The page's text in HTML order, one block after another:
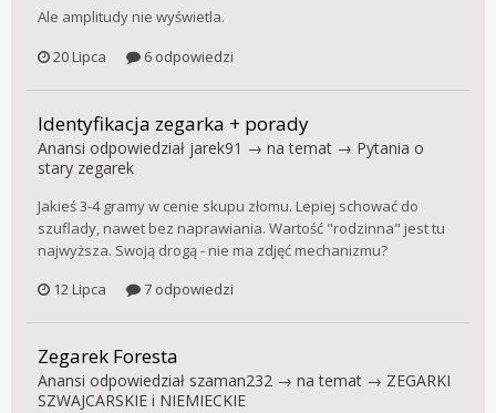
Ale amplitudy nie wyświetla.
20 Lipca
6 odpowiedzi
Identyfikacja zegarka + porady
Anansi odpowiedział jarek91 → na temat → Pytania o
stary zegarek
Jakieś 3-4 gramy w cenie skupu złomu. Lepiej schować do
szuflady, nawet bez naprawiania. Wartość "rodzinna" jest tu
najwyższa. Swoją drogą - nie ma zdjęć mechanizmu?
12 Lipca
7 odpowiedzi
Zegarek Foresta
Anansi odpowiedział szaman232 → na temat → ZEGARKI
SZWAJCARSKIE i NIEMIECKIE